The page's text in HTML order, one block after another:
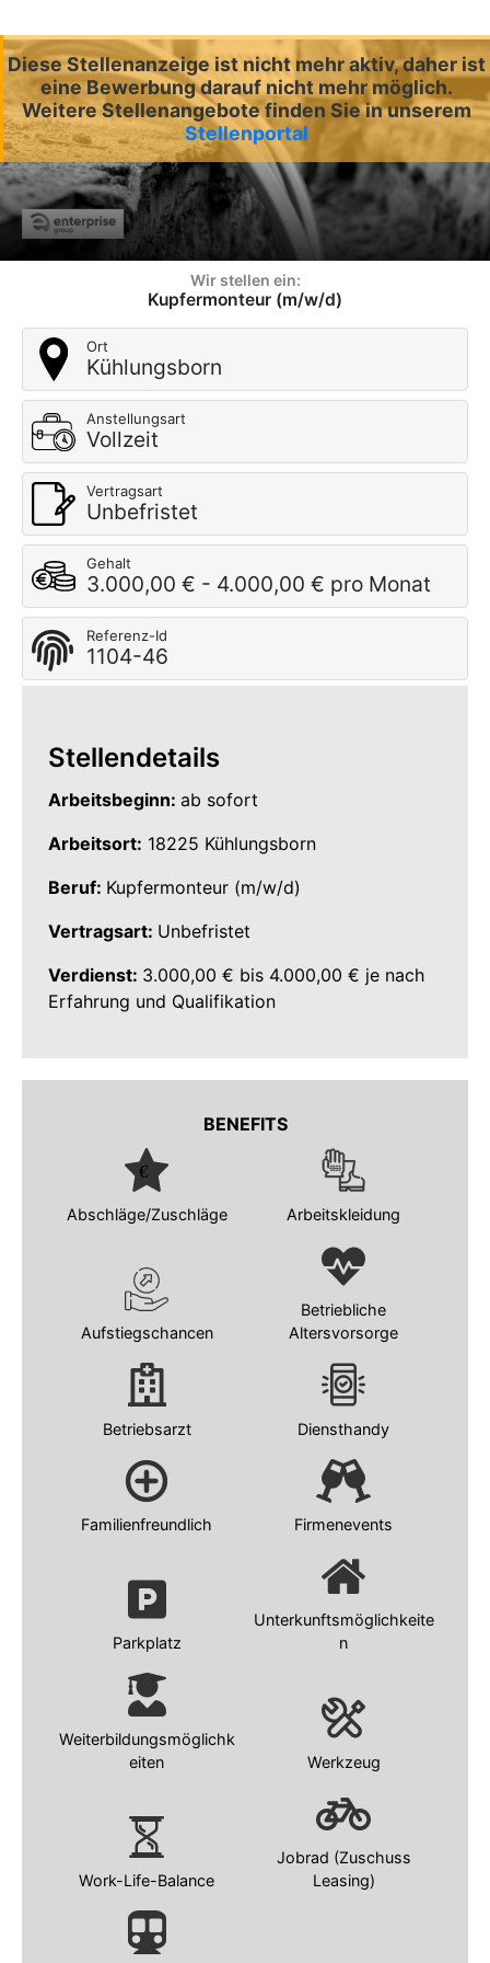
Diese Stellenanzeige ist nicht mehr aktiv, daher ist
eine Bewerbung darauf nicht mehr möglich.
Weitere Stellenangebote finden Sie in unserem
Stellenportal
Wir stellen ein:
Kupfermonteur (m/w/d)
Ort
Kühlungsborn
Anstellungsart
Vollzeit
Vertragsart
Unbefristet
Gehalt
3.000,00 € - 4.000,00 € pro Monat
Referenz-Id
1104-46
Stellendetails
Arbeitsbeginn: ab sofort
Arbeitsort: 18225 Kühlungsborn
Beruf: Kupfermonteur (m/w/d)
Vertragsart: Unbefristet
Verdienst: 3.000,00 € bis 4.000,00 € je nach
Erfahrung und Qualifikation
BENEFITS
Abschläge/Zuschläge Arbeitskleidung
Aufstiegschancen
Betriebliche
Altersvorsorge
Betriebsarzt Diensthandy
Familienfreundlich Firmenevents
Parkplatz
Unterkunftsmöglichkeite
n
Weiterbildungsmöglichk
eiten
Werkzeug
Work-Life-Balance
Jobrad (Zuschuss
Leasing)